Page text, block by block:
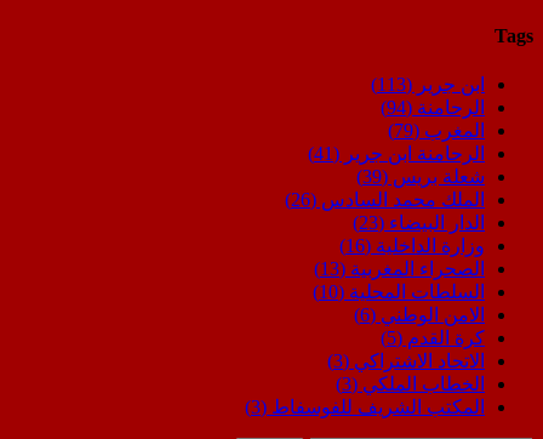
Tags
ابن جرير (113)
الرحامنة (94)
المغرب (79)
الرحامنة ابن جرير (41)
شعلة بريس (39)
الملك محمد السادس (26)
الدار البيضاء (23)
وزارة الداخلية (16)
الصحراء المغربية (13)
السلطات المحلية (10)
الامن الوطني (6)
كرة القدم (5)
الاتحاد الاشتراكي (3)
الخطاب الملكي (3)
المكتب الشريف للفوسفاط (3)